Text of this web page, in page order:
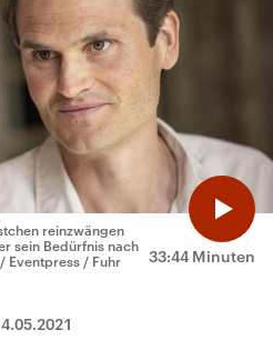
33:44 Minuten
reinzwängen
sein Bedürfnis nach
Eventpress / Fuhr